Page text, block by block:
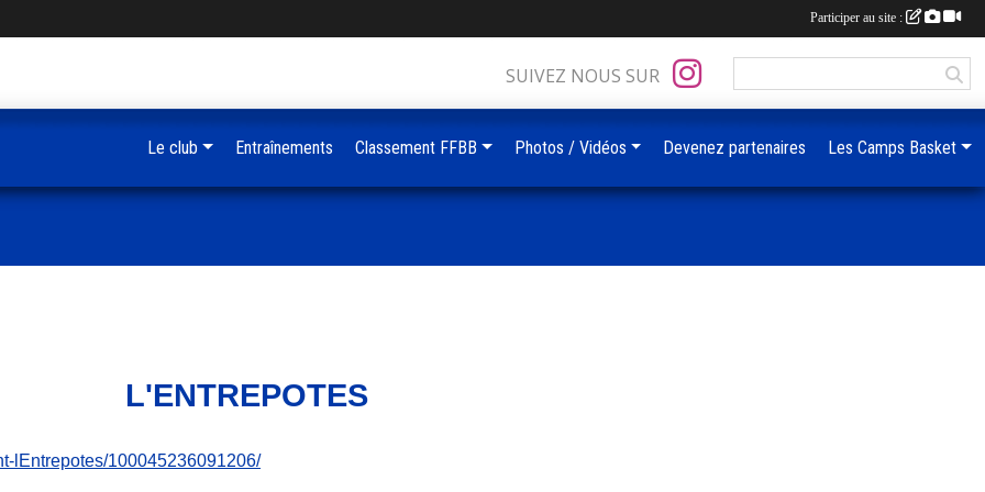
L'ENTREPOTES
lEntrepotes/100045236091206/
SUIVEZ NOUS SUR
Le club Entraînements Classement FFBB Photos / Vidéos Devenez partenaires Les Camps Basket
Participer au site :